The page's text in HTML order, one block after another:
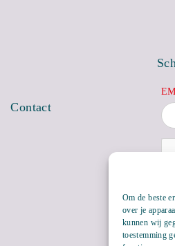
Om de beste
over je
kunnen wij
toestemming
Contact